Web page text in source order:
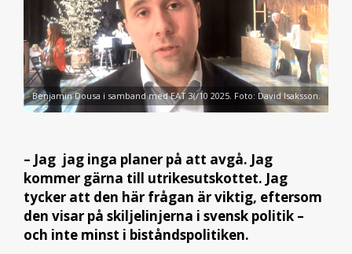
Benjamin Dousa i samband med EAT 3(/10 2025. Foto: David Isaksson.
– Jag jag inga planer på att avgå. Jag
kommer gärna till utrikesutskottet. Jag
tycker att den här frågan är viktig, eftersom
den visar på skiljelinjerna i svensk politik –
och inte minst i biståndspolitiken.